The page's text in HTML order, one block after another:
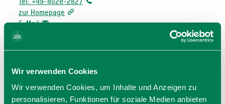
Wir verwenden Cookies
Wir verwenden Cookies, um Inhalte und Anzeigen zu
personalisieren, Funktionen für soziale Medien anbieten
zur Homepage
E-Mail
jetzt Route planen